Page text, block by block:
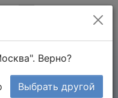
Верно?
Выбрать другой